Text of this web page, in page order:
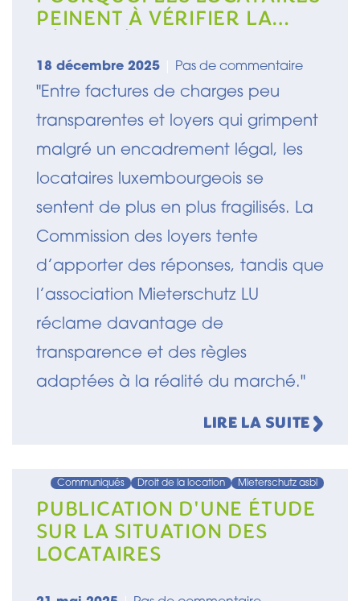
PEINENT À VÉRIFIER LA
18 décembre 2025 Pas de commentaire
"Entre factures de charges peu
transparentes et loyers qui grimpent
malgré un encadrement légal, les
locataires luxembourgeois se
sentent de plus en plus fragilisés. La
Commission des loyers tente
d’apporter des réponses, tandis que
l’association Mieterschutz LU
réclame davantage de
transparence et des règles
adaptées à la réalité du marché."
LIRE LA SUITE
Communiqués Droit de la location Mieterschutz asbl
PUBLICATION D'UNE ÉTUDE
SUR LA SITUATION DES
LOCATAIRES